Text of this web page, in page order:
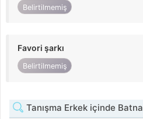
Belirtilmemiş
Favori şarkı
Belirtilmemiş
Tanışma Erkek içinde Batna